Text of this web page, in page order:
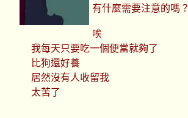
有什麼需要注意的嗎？
唉
我每天只要吃一個便當就夠了
比狗還好養
居然沒有人收留我
太苦了